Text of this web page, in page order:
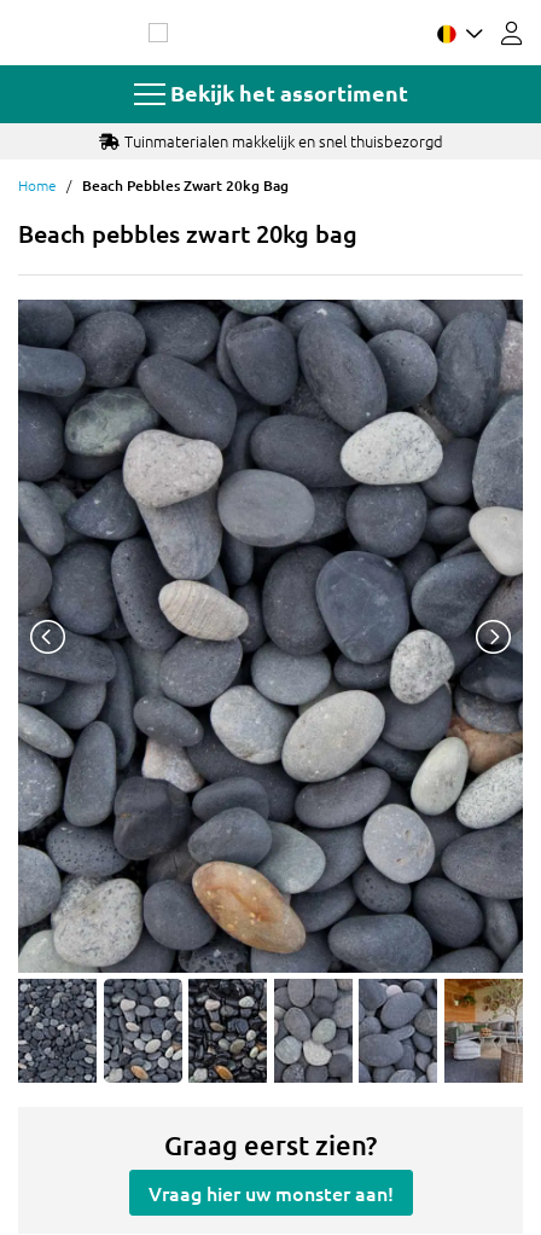
de
Bekijk het assortiment
Tuinmaterialen makkelijk en snel thuisbezorgd
Home Beach Pebbles Zwart 20kg Bag
Beach pebbles zwart 20kg bag
Graag eerst zien?
Vraag hier uw monster aan!